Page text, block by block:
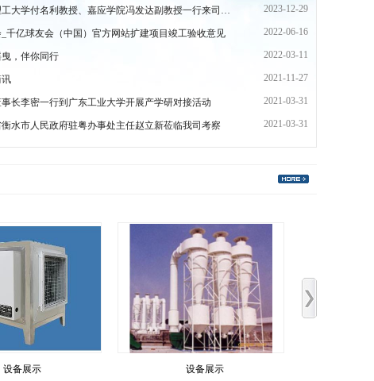
华南理工大学付名利教授、嘉应学院冯发达副教授一行来司交流 2023-12-29
千亿球友会（中国）官方网站扩建项目竣工验收意见 2022-06-16
，伴你同行 2022-03-11
2021-11-27
长李密一行到广东工业大学开展产学研对接活动 2021-03-31
水市人民政府驻粤办事处主任赵立新莅临我司考察 2021-03-31
设备展示 设备展示